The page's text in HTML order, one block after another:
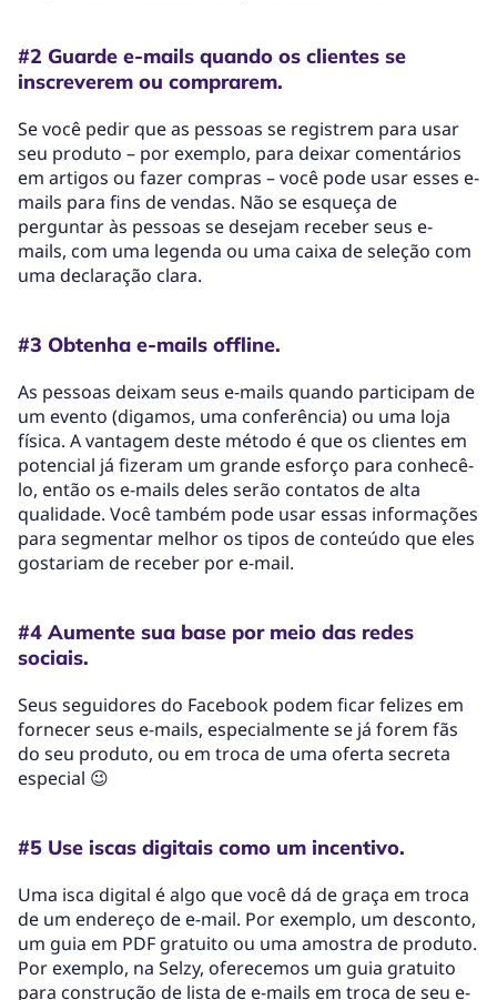
#2 Guarde e-mails quando os clientes se
inscreverem ou comprarem.
Se você pedir que as pessoas se registrem para usar
seu produto – por exemplo, para deixar comentários
em artigos ou fazer compras – você pode usar esses e-
mails para fins de vendas. Não se esqueça de
perguntar às pessoas se desejam receber seus e-
mails, com uma legenda ou uma caixa de seleção com
uma declaração clara.
#3 Obtenha e-mails offline.
As pessoas deixam seus e-mails quando participam de
um evento (digamos, uma conferência) ou uma loja
física. A vantagem deste método é que os clientes em
potencial já fizeram um grande esforço para conhecê-
lo, então os e-mails deles serão contatos de alta
qualidade. Você também pode usar essas informações
para segmentar melhor os tipos de conteúdo que eles
gostariam de receber por e-mail.
#4 Aumente sua base por meio das redes
sociais.
Seus seguidores do Facebook podem ficar felizes em
fornecer seus e-mails, especialmente se já forem fãs
do seu produto, ou em troca de uma oferta secreta
especial 😉
#5 Use iscas digitais como um incentivo.
Uma isca digital é algo que você dá de graça em troca
de um endereço de e-mail. Por exemplo, um desconto,
um guia em PDF gratuito ou uma amostra de produto.
Por exemplo, na Selzy, oferecemos um guia gratuito
para construção de lista de e-mails em troca de seu e-